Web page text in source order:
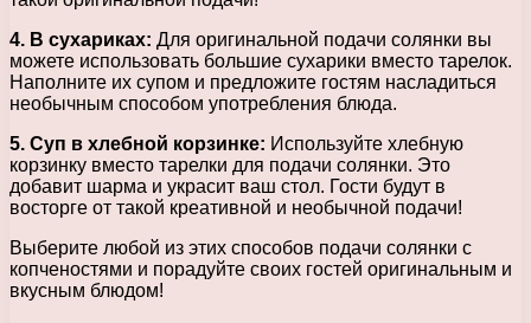
4. В сухариках: Для оригинальной подачи солянки вы
можете использовать большие сухарики вместо тарелок.
Наполните их супом и предложите гостям насладиться
необычным способом употребления блюда.
5. Суп в хлебной корзинке: Используйте хлебную
корзинку вместо тарелки для подачи солянки. Это
добавит шарма и украсит ваш стол. Гости будут в
восторге от такой креативной и необычной подачи!
Выберите любой из этих способов подачи солянки с
копченостями и порадуйте своих гостей оригинальным и
вкусным блюдом!